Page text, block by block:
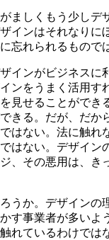
ましくもう少しデ
インはそれなりに
忘れられるもので
インがビジネスに
ンをうまく活用す
見せることができ
きる。だが、だか
はない。法に触れ
はない。デザイン
、その悪用は、き
うか。デザインの
す事業者が多いよ
れているわけでは